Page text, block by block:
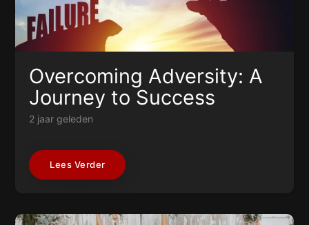
Overcoming Adversity: A
Journey to Success
2 jaar geleden
Lees Verder